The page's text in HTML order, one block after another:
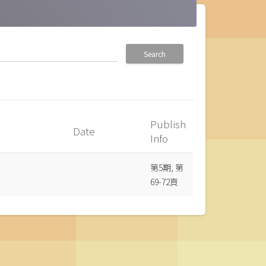
Search
Date
Publish
Info
第5期, 第
69-72頁